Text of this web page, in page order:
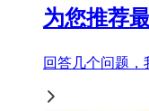
为您推荐
回答几个问题，